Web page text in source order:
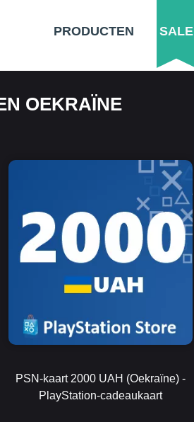
PRODUCTEN SALE
OEKRAÏNE
PSN-kaart 2000 UAH (Oekraïne) -
PlayStation-cadeaukaart